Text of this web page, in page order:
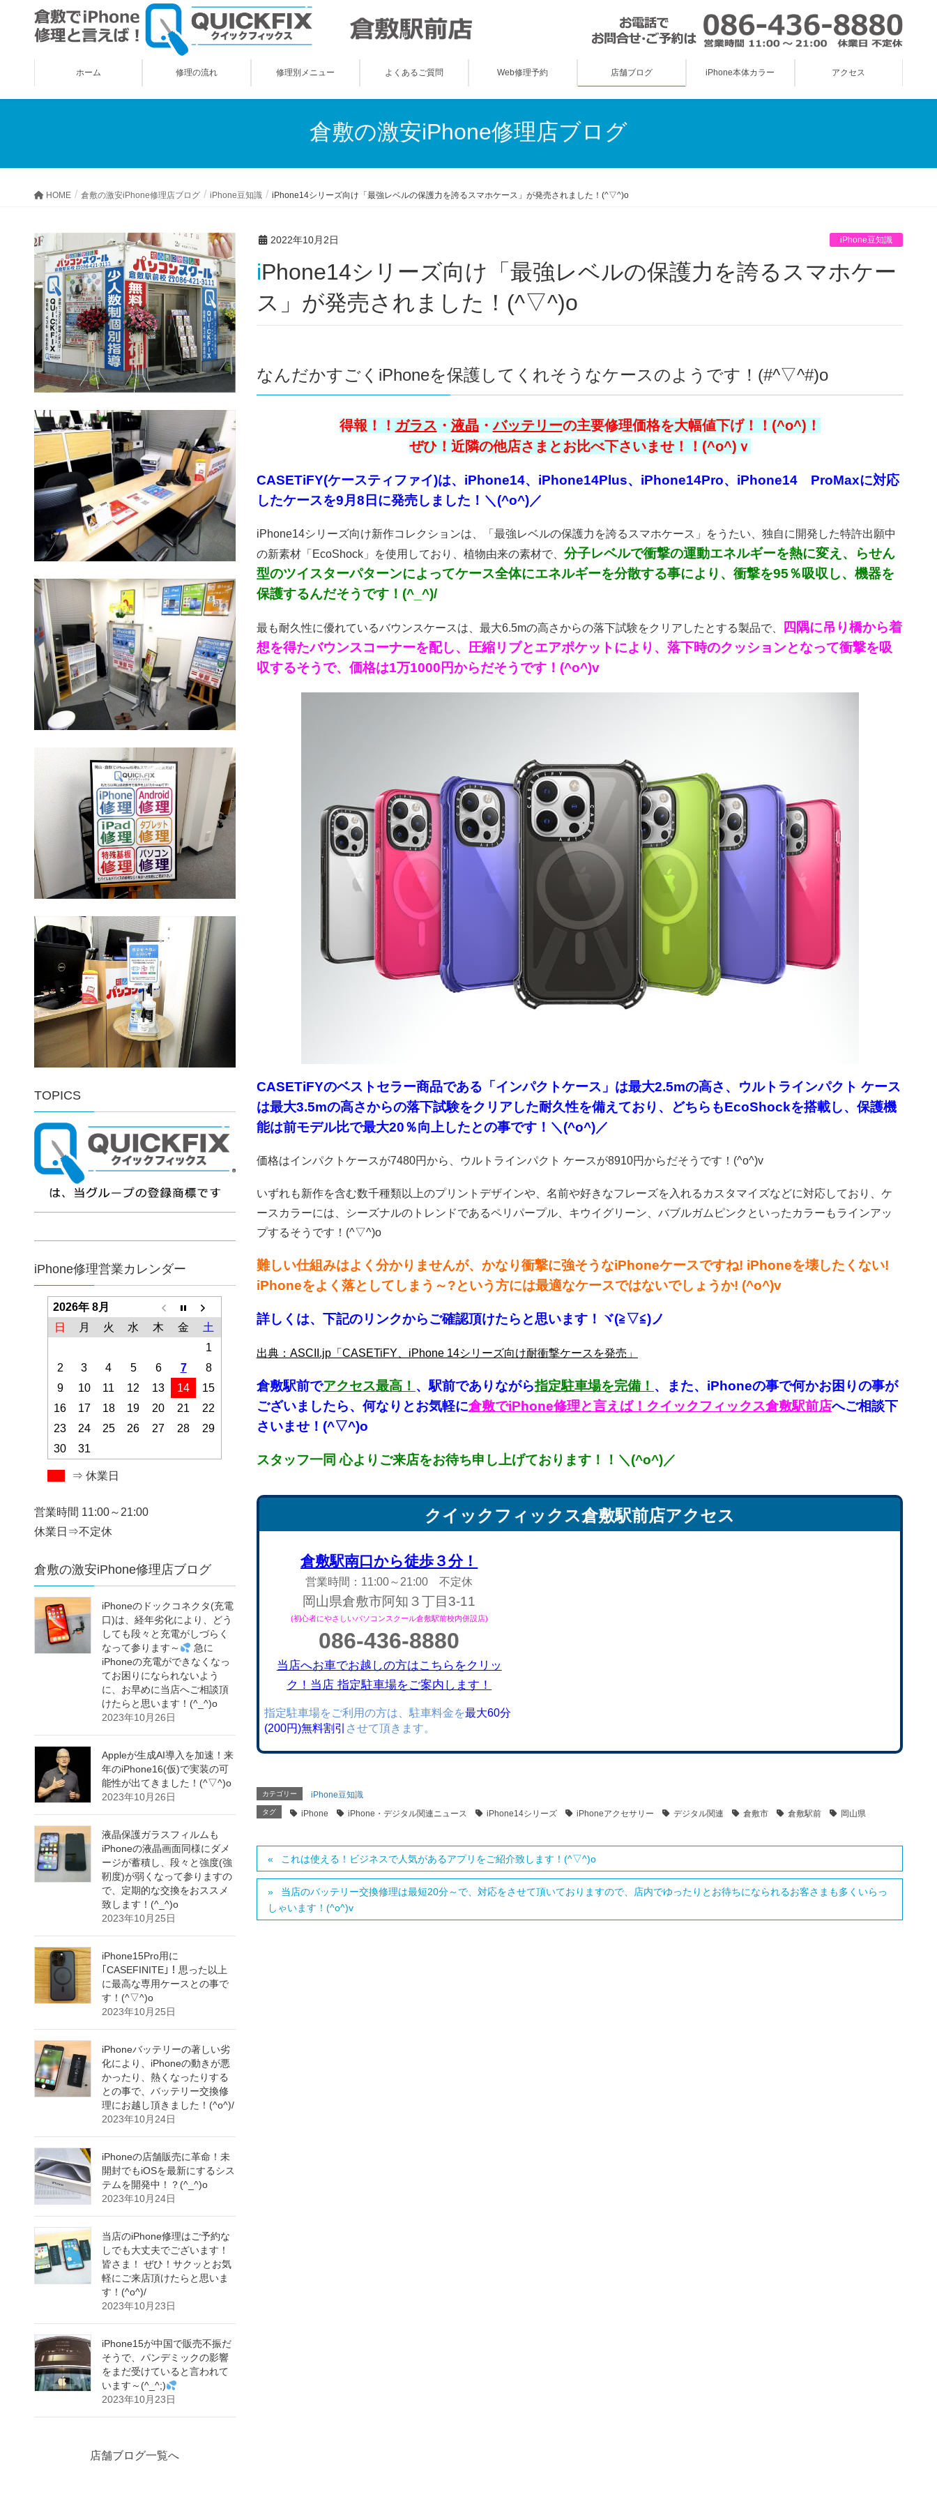
ホーム 修理の流れ 修理別メニュー よくあるご質問 Web修理予約 店舗ブログ iPhone本体カラー アクセス
倉敷の激安iPhone修理店ブログ
HOME 倉敷の激安iPhone修理店ブログ iPhone豆知識 iPhone14シリーズ向け「最強レベルの保護力を誇るスマホケース」が発売されました！(^▽^)o
2022年10月2日 iPhone豆知識
iPhone14シリーズ向け「最強レベルの保護力を誇るスマホケー
ス」が発売されました！(^▽^)o
なんだかすごくiPhoneを保護してくれそうなケースのようです！(#^▽^#)o
得報！！ ガラス ・ 液晶・バッテリーの主要修理価格を大幅値下げ！！(^o^)！
ぜひ！近隣の他店さまとお比べ下さいませ！！(^o^)ｖ
CASETiFY(ケースティファイ)は、iPhone14、iPhone14Plus、iPhone14Pro、iPhone14 ProMaxに対応
したケースを9月8日に発売しました！＼(^o^)／
iPhone14シリーズ向け新作コレクションは、「最強レベルの保護力を誇るスマホケース」をうたい、独自に開発した特許出願中
の新素材「EcoShock」を使用しており、植物由来の素材で、 分子レベルで衝撃の運動エネルギーを熱に変え、らせん
型のツイスターパターンによってケース全体にエネルギーを分散する事により、衝撃を95％吸収し、機器を
保護するんだそうです！(^_^)/
最も耐久性に優れているバウンスケースは、最大6.5mの高さからの落下試験をクリアしたとする製品で、
四隅に吊り橋から着
想を得たバウンスコーナーを配し、圧縮リブとエアポケットにより、落下時のクッションとなって衝撃を吸
収するそうで、価格は1万1000円からだそうです！(^o^)v
CASETiFYのベストセラー商品である「インパクトケース」は最大2.5mの高さ、ウルトラインパクト ケース
は最大3.5mの高さからの落下試験をクリアした耐久性を備えており、どちらもEcoShockを搭載し、保護機
能は前モデル比で最大20％向上したとの事です！＼(^o^)／
価格はインパクトケースが7480円から、ウルトラインパクト ケースが8910円からだそうです！(^o^)v
いずれも新作を含む数千種類以上のプリントデザインや、名前や好きなフレーズを入れるカスタマイズなどに対応しており、ケ
ースカラーには、シーズナルのトレンドであるペリパープル、キウイグリーン、バブルガムピンクといったカラーもラインアッ
プするそうです！(^▽^)o
難しい仕組みはよく分かりませんが、かなり衝撃に強そうなiPhoneケースですね! iPhoneを壊したくない!
iPhoneをよく落としてしまう～?という方には最適なケースではないでしょうか! (^o^)v
詳しくは、下記のリンクからご確認頂けたらと思います！ヾ(≧▽≦)ノ
出典：ASCII.jp「CASETiFY、iPhone 14シリーズ向け耐衝撃ケースを発売」
倉敷駅前でアクセス最高！ 、駅前でありながら指定駐車場を完備！ 、
また、iPhoneの事で何かお困りの事が
ございましたら、何なりとお気軽に倉敷でiPhone修理と言えば！クイックフィックス倉敷駅前店へご相談下
さいませ！(^▽^)o
スタッフ一同 心よりご来店をお待ち申し上げております！！＼(^o^)／
クイックフィックス倉敷駅前店アクセス
倉敷駅南口から徒歩３分！
営業時間：11:00～21:00 不定休
岡山県倉敷市阿知３丁目3-11
(初心者にやさしいパソコンスクール倉敷駅前校内併設店)
086-436-8880
当店へお車でお越しの方はこちらをクリッ
ク！当店 指定駐車場をご案内します！
指定駐車場をご利用の方は、駐車料金を最大60分
(200円)無料割引 させて頂きます。
カテゴリー iPhone豆知識
タグ iPhone iPhone・デジタル関連ニュース iPhone14シリーズ iPhoneアクセサリー デジタル関連 倉敷市 倉敷駅前 岡山県
これは使える！ビジネスで人気があるアプリをご紹介致します！(^▽^)o
当店のバッテリー交換修理は最短20分～で、対応をさせて頂いておりますので、店内でゆったりとお待ちになられるお客さまも多くいらっ
しゃいます！(^o^)v
TOPICS
iPhone修理営業カレンダー
2026年 8月
日
月 火 水 木 金
土
1
2
3 4 5 6 7
8
9
10 11 12 13 14
15
16
17 18 19 20 21
22
23
24 25 26 27 28
29
30
31
⇒ 休業日
営業時間 11:00～21:00
休業日⇒不定休
倉敷の激安iPhone修理店ブログ
iPhoneのドックコネクタ(充電
口)は、経年劣化により、どう
しても段々と充電がしづらく
なって参ります～
急に
iPhoneの充電ができなくなっ
てお困りになられないよう
に、お早めに当店へご相談頂
けたらと思います！(^_^)o
2023年10月26日
Appleが生成AI導入を加速！来
年のiPhone16(仮)で実装の可
能性が出てきました！(^▽^)o
2023年10月26日
液晶保護ガラスフィルムも
iPhoneの液晶画面同様にダメ
ージが蓄積し、段々と強度(強
靭度)が弱くなって参りますの
で、定期的な交換をおススメ
致します！(^_^)o
2023年10月25日
iPhone15Pro用に
｢CASEFINITE｣！思った以上
に最高な専用ケースとの事で
す！(^▽^)o
2023年10月25日
iPhoneバッテリーの著しい劣
化により、iPhoneの動きが悪
かったり、熱くなったりする
との事で、バッテリー交換修
理にお越し頂きました！(^o^)/
2023年10月24日
iPhoneの店舗販売に革命！未
開封でもiOSを最新にするシス
テムを開発中！？(^_^)o
2023年10月24日
当店のiPhone修理はご予約な
しでも大丈夫でございます！
皆さま！ ぜひ！サクッとお気
軽にご来店頂けたらと思いま
す！(^o^)/
2023年10月23日
iPhone15が中国で販売不振だ
そうで、パンデミックの影響
をまだ受けていると言われて
います～(^_^;)
2023年10月23日
店舗ブログ一覧へ